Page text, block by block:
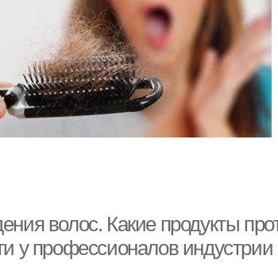
волос. Какие продукты
у профессионалов индустрии